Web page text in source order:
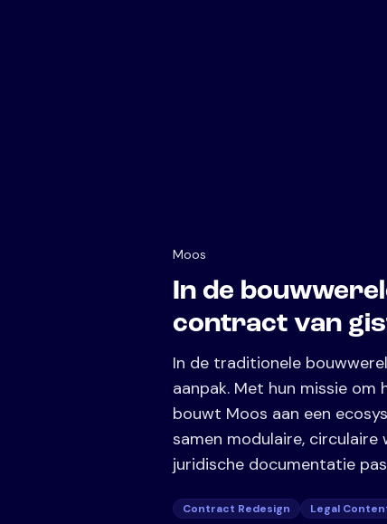
Moos
In de
contract van
In de traditionele
aanpak. Met hun missie
bouwt Moos aan een
samen modulaire, circulaire
juridische documentatie
Contract Redesign Legal